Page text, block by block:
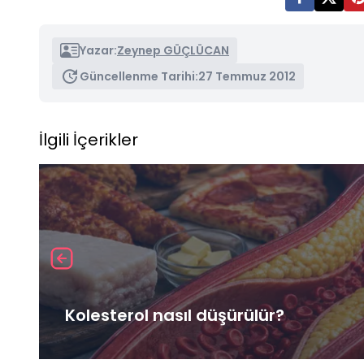
Yazar:Zeynep GÜÇLÜCAN
Güncellenme Tarihi:27 Temmuz 2012
İlgili İçerikler
Kolesterol nasıl düşürülür?